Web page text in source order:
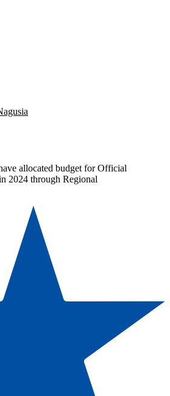
allocated budget for Official
2024 through Regional